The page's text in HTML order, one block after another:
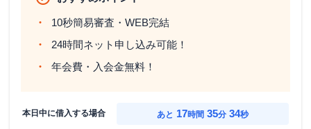
10秒簡易審査・WEB完結
24時間ネット申し込み可能！
年会費・入会金無料！
本日中に借入する場合 あと 17時間 35分 33秒